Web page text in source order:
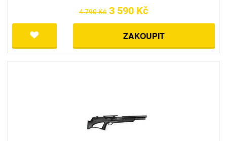
4 790 Kč 3 590 Kč
ZAKOUPIT